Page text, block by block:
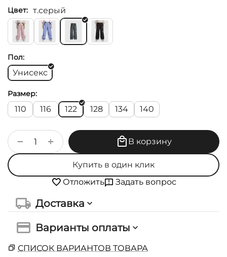
Цвет: т.серый
Пол:
Унисекс
Размер:
110 116 122 128 134 140
+
− В корзину
Купить в один клик
Отложить
Задать вопрос
Доставка
Варианты оплаты
СПИСОК ВАРИАНТОВ ТОВАРА